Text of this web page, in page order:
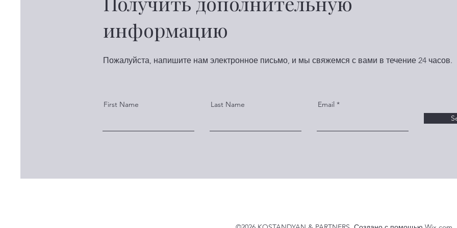
информацию
Пожалуйста, напишите нам электронное письмо, и мы свяжемся с вами в течение 24 часов.
First Name Last Name
Email